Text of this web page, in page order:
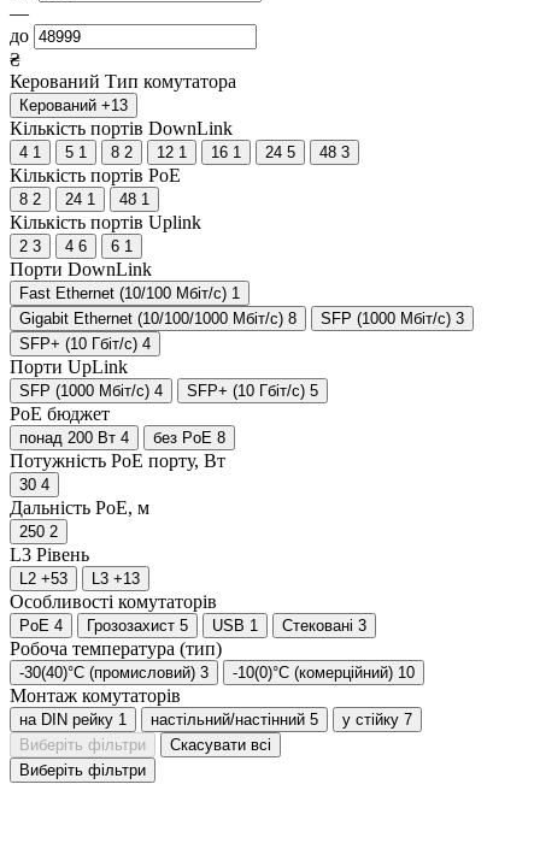
—
до
₴
Керований Тип комутатора
Керований +13
Кількість портів DownLink
4 1 5 1 8 2 12 1 16 1 24 5 48 3
Кількість портів PoE
8 2 24 1 48 1
Кількість портів Uplink
2 3 4 6 6 1
Порти DownLink
Fast Ethernet (10/100 Мбіт/с) 1
Gigabit Ethernet (10/100/1000 Мбіт/с) 8 SFP (1000 Мбіт/с) 3
SFP+ (10 Гбіт/с) 4
Порти UpLink
SFP (1000 Мбіт/с) 4 SFP+ (10 Гбіт/с) 5
PoE бюджет
понад 200 Вт 4 без PoE 8
Потужність PoE порту, Вт
30 4
Дальність PoE, м
250 2
L3 Рівень
L2 +53 L3 +13
Особливості комутаторів
PoE 4 Грозозахист 5 USB 1 Стековані 3
Робоча температура (тип)
-30(40)°C (промисловий) 3 -10(0)°C (комерційний) 10
Монтаж комутаторів
на DIN рейку 1 настільний/настінний 5 у стійку 7
Виберіть фільтри
Скасувати всі
Виберіть фільтри